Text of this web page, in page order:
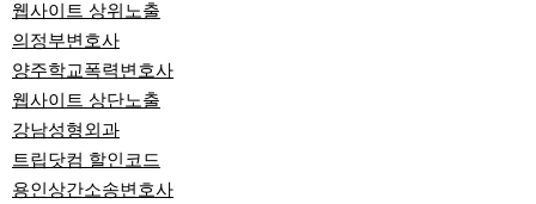
웹사이트 상위노출
의정부변호사
양주학교폭력변호사
웹사이트 상단노출
강남성형외과
트립닷컴 할인코드
용인상간소송변호사